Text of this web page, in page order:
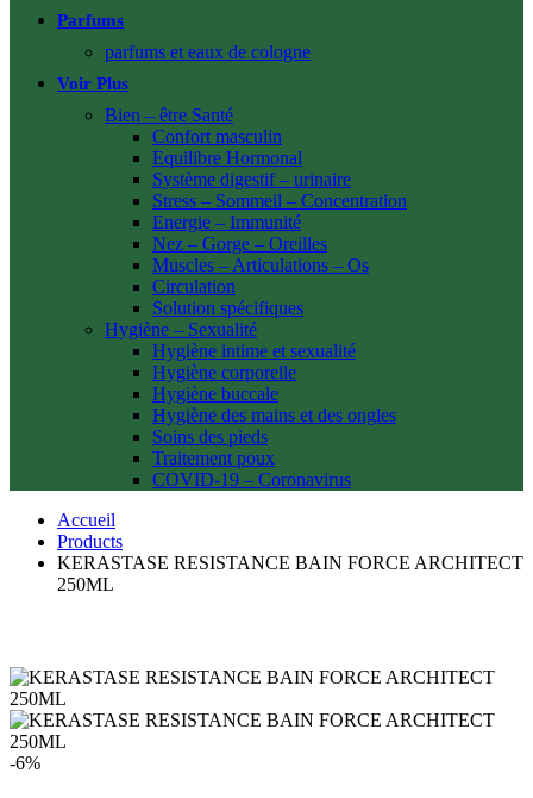
Parfums
parfums et eaux de cologne
Voir Plus
Bien – être Santé
Confort masculin
Equilibre Hormonal
Système digestif – urinaire
Stress – Sommeil – Concentration
Energie – Immunité
Nez – Gorge – Oreilles
Muscles – Articulations – Os
Circulation
Solution spécifiques
Hygiène – Sexualité
Hygiène intime et sexualité
Hygiène corporelle
Hygiène buccale
Hygiène des mains et des ongles
Soins des pieds
Traitement poux
COVID-19 – Coronavirus
Accueil
Products
KERASTASE RESISTANCE BAIN FORCE ARCHITECT
250ML
-6%